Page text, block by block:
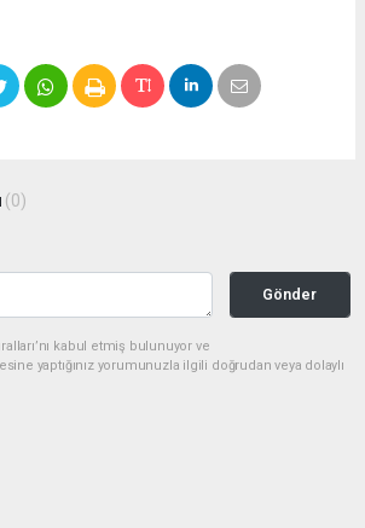
(0)
Gönder
kabul etmiş bulunuyor ve
yaptığınız yorumunuzla ilgili doğrudan veya dolaylı